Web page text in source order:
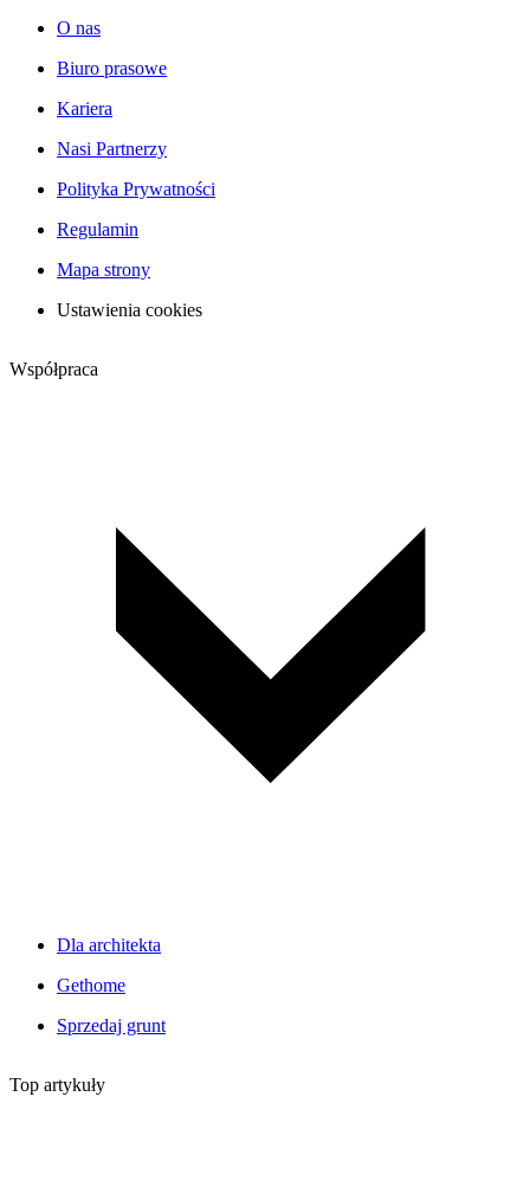
O nas
Biuro prasowe
Kariera
Nasi Partnerzy
Polityka Prywatności
Regulamin
Mapa strony
Ustawienia cookies
Współpraca
Dla architekta
Gethome
Sprzedaj grunt
Top artykuły